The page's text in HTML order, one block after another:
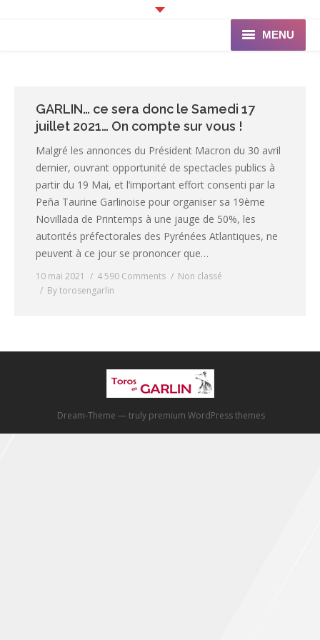
MENU
Programme
Les Toreros
Infos pratiques
La Peña
GARLIN… ce sera donc le Samedi 17
juillet 2021… On compte sur vous !
Malgré les annonces du Président Macron du 30 avril
dernier, ouvrant opportunité de spectacles publics à
partir du 19 Mai, et l’important effort consenti par la
Peña Taurine Garlinoise pour organiser sa 19ème
Novillada de Printemps à une jauge de 50%, les
autorités préfectorales des Pyrénées Atlantiques, ne
peuvent à ce jour se prononcer que…
10 mai 2021 4 590 Comments
Non classé
Bytorosengarlin
Dream-Theme — truly premium WordPress themes